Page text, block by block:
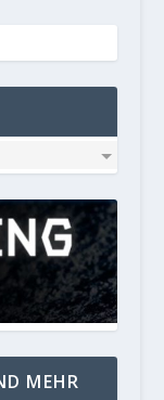
MEHR